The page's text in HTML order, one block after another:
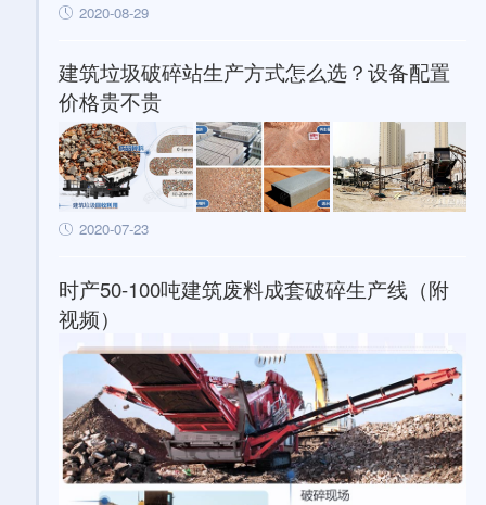
2020-08-29
建筑垃圾破碎站生产方式怎么选？设备配置
价格贵不贵
2020-07-23
时产50-100吨建筑废料成套破碎生产线（附
视频）